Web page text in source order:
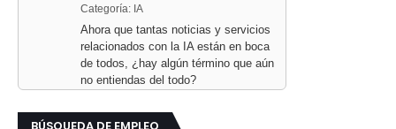
Categoría: IA
Ahora que tantas noticias y servicios
relacionados con la IA están en boca
de todos, ¿hay algún término que aún
no entiendas del todo?